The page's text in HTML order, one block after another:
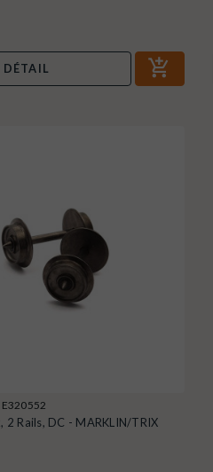
DÉTAIL
E320552
2 Rails, DC - MARKLIN/TRIX